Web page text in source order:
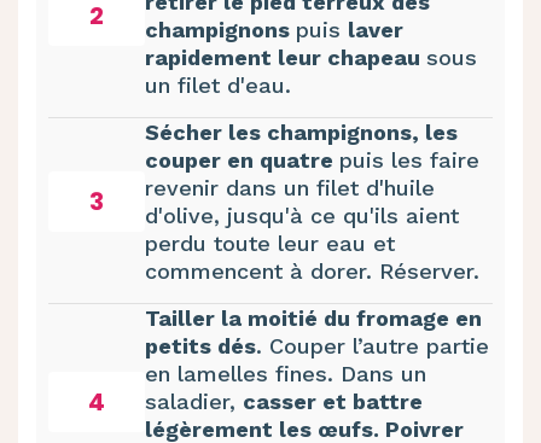
2
champignons puis laver
rapidement leur chapeau sous
un filet d'eau.
3
Sécher les champignons, les
couper en quatre puis les faire
revenir dans un filet d'huile
d'olive, jusqu'à ce qu'ils aient
perdu toute leur eau et
commencent à dorer. Réserver.
4
Tailler la moitié du fromage en
petits dés. Couper l’autre partie
en lamelles fines. Dans un
saladier, casser et battre
légèrement les œufs. Poivrer